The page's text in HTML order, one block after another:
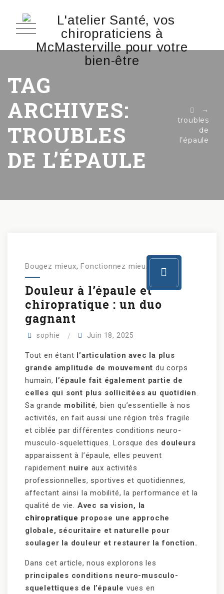
TAG
ARCHIVES:
TROUBLES
DE L’ÉPAULE
→
troubles
de
l’épaule
Bougez mieux,Fonctionnez mieux
Douleur à l’épaule et
chiropratique : un duo
gagnant
sophie Juin 18, 2025
Tout en étant l’articulation avec la plus
grande amplitude de mouvement du corps
humain, l’épaule fait également partie de
celles qui sont plus sollicitées au quotidien.
Sa grande mobilité, bien qu’essentielle à nos
activités, en fait aussi une région très fragile
et ciblée par différentes conditions neuro-
musculo-squelettiques. Lorsque des douleurs
apparaissent à l’épaule, elles peuvent
rapidement nuire aux activités
professionnelles, sportives et quotidiennes,
affectant ainsi la mobilité, la performance et la
qualité de vie. Avec sa vision, la
chiropratique propose une approche
globale, sécuritaire et naturelle pour
soulager la douleur et restaurer la fonction.
Dans cet article, nous explorons les
principales conditions neuro-musculo-
squelettiques de l’épaule vues en